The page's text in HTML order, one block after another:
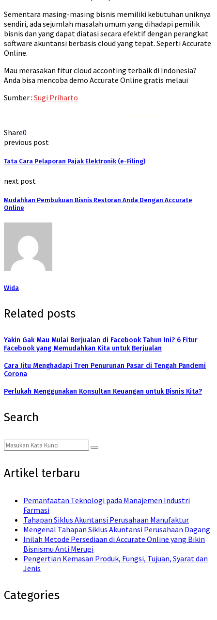
Sementara masing-masing bisnis memiliki kebutuhan uniknya
sendiri, ada sejumlah masalah umum yang dihadapi pemilik
bisnis dan yang dapat diatasi secara efektif dengan perangkat
software akuntansi berbasis cloud yang tepat. Seperti Accurate
Online.
Mau merasakan fitur cloud acconting terbaik di Indonesia?
Anda bisa mencoba demo Accurate Online gratis melaui
Sumber : Sugi Priharto
Share0
previous post
Tata Cara Pelaporan Pajak Elektronik (e-Filing)
next post
Mudahkan Pembukuan Bisnis Restoran Anda Dengan Accurate
Online
Wida
Related posts
Yakin Gak Mau Mulai Berjualan di Facebook Tahun Ini? 6 Fitur
Facebook yang Memudahkan Kita untuk Berjualan
Cara Jitu Menghadapi Tren Penurunan Pasar di Tengah Pandemi
Corona
Perlukah Menggunakan Konsultan Keuangan untuk Bisnis Kita?
Search
Search
for:
Search
Artikel terbaru
Pemanfaatan Teknologi pada Manajemen Industri
Farmasi
Tahapan Siklus Akuntansi Perusahaan Manufaktur
Mengenal Tahapan Siklus Akuntansi Perusahaan Dagang
Inilah Metode Persediaan di Accurate Online yang Bikin
Bisnismu Anti Merugi
Pengertian Kemasan Produk, Fungsi, Tujuan, Syarat dan
Jenis
Categories